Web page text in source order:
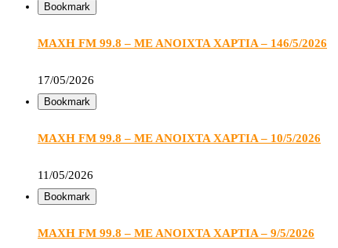
Bookmark
ΜΑΧΗ FM 99.8 – ΜΕ ΑΝΟΙΧΤΑ ΧΑΡΤΙΑ – 146/5/2026
17/05/2026
Bookmark
ΜΑΧΗ FM 99.8 – ΜΕ ΑΝΟΙΧΤΑ ΧΑΡΤΙΑ – 10/5/2026
11/05/2026
Bookmark
ΜΑΧΗ FM 99.8 – ΜΕ ΑΝΟΙΧΤΑ ΧΑΡΤΙΑ – 9/5/2026